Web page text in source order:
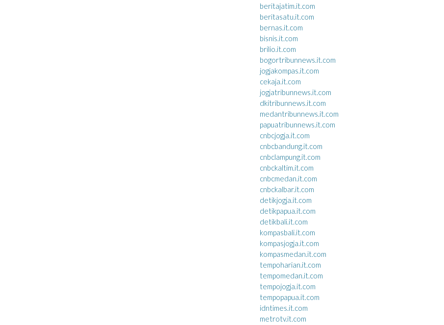
beritajatim.it.com
beritasatu.it.com
bernas.it.com
bisnis.it.com
brilio.it.com
bogortribunnews.it.com
jogjakompas.it.com
cekaja.it.com
jogjatribunnews.it.com
dkitribunnews.it.com
medantribunnews.it.com
papuatribunnews.it.com
cnbcjogja.it.com
cnbcbandung.it.com
cnbclampung.it.com
cnbckaltim.it.com
cnbcmedan.it.com
cnbckalbar.it.com
detikjogja.it.com
detikpapua.it.com
detikbali.it.com
kompasbali.it.com
kompasjogja.it.com
kompasmedan.it.com
tempoharian.it.com
tempomedan.it.com
tempojogja.it.com
tempopapua.it.com
idntimes.it.com
metrotv.it.com